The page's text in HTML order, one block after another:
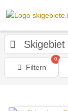
Skigebiet
Filtern
0